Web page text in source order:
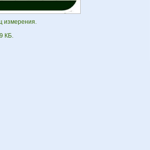
измерения.
КБ.